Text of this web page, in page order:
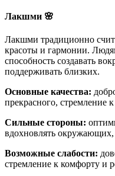
Лакшми 🌸
Лакшми традиционно
красоты и гармонии.
способность создавать
поддерживать близких.
Основные качества:
прекрасного, стремление
Сильные стороны:
вдохновлять
Возможные слабости:
стремление к комфорту и